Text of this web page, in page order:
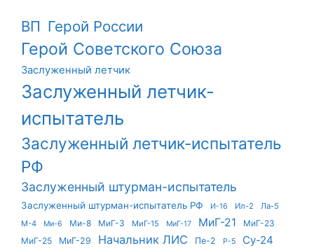
ВП Герой России
Герой Советского Союза
Заслуженный летчик
Заслуженный летчик-
испытатель
Заслуженный летчик-испытатель
РФ
Заслуженный штурман-испытатель
Заслуженный штурман-испытатель РФ И-16 Ил-2
Ла-5
М-4
Ми-6 Ми-8 МиГ-3 МиГ-15 МиГ-17 МиГ-21
МиГ-23
МиГ-25
МиГ-29 Начальник ЛИС Пе-2 Р-5 Су-24